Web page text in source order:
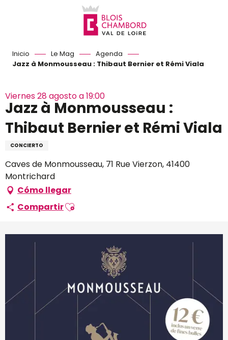
Inicio Le Mag
Agenda
Jazz à Monmousseau : Thibaut Bernier et Rémi Viala
Viernes 28 agosto a 19:00
Jazz à Monmousseau :
Thibaut Bernier et Rémi Viala
CONCIERTO
Caves de Monmousseau, 71 Rue Vierzon, 41400
Montrichard
Cómo llegar
CompartirAjouter aux favoris